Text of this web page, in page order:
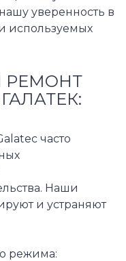
уверенность в
используемых
РЕМОНТ
часто
Наши
и устраняют
режима: